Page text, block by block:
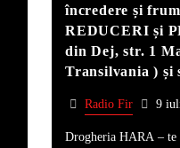
încredere și
REDUCERI și
din Dej, str. 1
Transilvania ) și
Radio Fir 9
Drogheria HARA – te